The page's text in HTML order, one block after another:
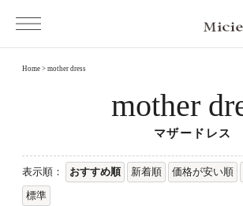
Home > mother dress
mother
マザードレス
表示順： おすすめ順 新着順 価格が安い順
標準